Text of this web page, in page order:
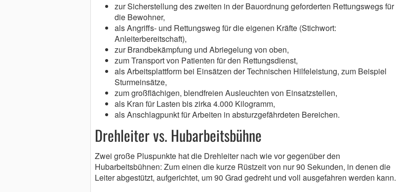
zur Sicherstellung des zweiten in der Bauordnung geforderten Rettungswegs für
die Bewohner,
als Angriffs- und Rettungsweg für die eigenen Kräfte (Stichwort:
Anleiterbereitschaft),
zur Brandbekämpfung und Abriegelung von oben,
zum Transport von Patienten für den Rettungsdienst,
als Arbeitsplattform bei Einsätzen der Technischen Hilfeleistung, zum Beispiel
Sturmeinsätze,
zum großflächigen, blendfreien Ausleuchten von Einsatzstellen,
als Kran für Lasten bis zirka 4.000 Kilogramm,
als Anschlagpunkt für Arbeiten in absturzgefährdeten Bereichen.
Drehleiter vs. Hubarbeitsbühne
Zwei große Pluspunkte hat die Drehleiter nach wie vor gegenüber den
Hubarbeitsbühnen: Zum einen die kurze Rüstzeit von nur 90 Sekunden, in denen die
Leiter abgestützt, aufgerichtet, um 90 Grad gedreht und voll ausgefahren werden kann.